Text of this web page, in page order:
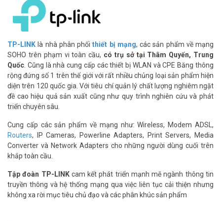
Thiết bị này có thể chia sẻ Wifi cho tối đa 10 thiết bị cùng lúc, giúp
bạn và bạn bè, người thân có thể cùng nhau “lướt web”, làm việc,
giải trí.
“Pin trâu”, hoạt động “bền bỉ”
Với pin dung lượng lớn,bộ phát WifiTP-Link M7350 có thể hoạt
động liên tục trong nhiều giờ liền, giúp bạn không lo bị gián đoạn kết
nối khi đang làm việc hoặc giải trí.
TP-LINK là nhà phân phốithiết bị mạng, các sản phẩm về mạng
SOHO trên phạm vi toàn cầu, có trụ sở tại Thâm Quyến, Trung
Quốc . Cũng là nhà cung cấp các thiết bị WLAN và CPE Băng thông
rộng đứng số 1 trên thế giới với rất nhiều chủng loại sản phẩm hiện
diện trên 120 quốc gia. Với tiêu chí quản lý chất lượng nghiêm ngặt
đề cao hiệu quả sản xuất cũng như quy trình nghiên cứu và phát
triển chuyên sâu.
Cung cấp các sản phẩm về mạng như: Wireless, Modem ADSL,
Routers, IP Cameras, Powerline Adapters, Print Servers, Media
Converter và Network Adapters cho những người dùng cuối trên
khắp toàn cầu.
Tập đoàn TP-LINKcam kết phát triển mạnh mẽ ngành thông tin
truyền thông và hệ thống mạng qua việc liên tục cải thiện nhưng
không xa rời mục tiêu chủ đạo và các phân khúc sản phẩm